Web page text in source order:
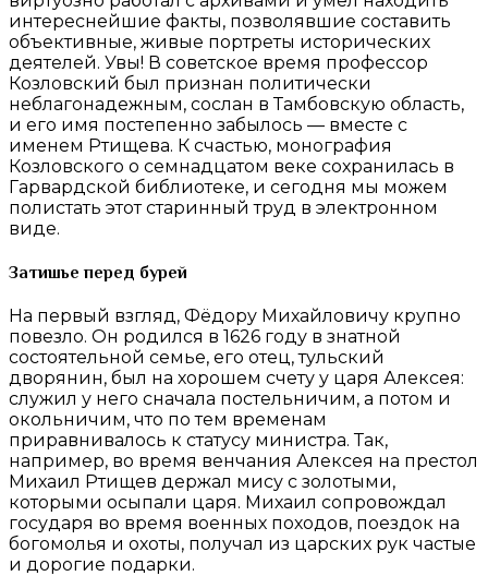
интереснейшие факты, позволявшие составить
объективные, живые портреты исторических
деятелей. Увы! В советское время профессор
Козловский был признан политически
неблагонадежным, сослан в Тамбовскую область,
и его имя постепенно забылось — вместе с
именем Ртищева. К счастью, монография
Козловского о семнадцатом веке сохранилась в
Гарвардской библиотеке, и сегодня мы можем
полистать этот старинный труд в электронном
виде.
Затишье перед бурей
На первый взгляд, Фёдору Михайловичу крупно
повезло. Он родился в 1626 году в знатной
состоятельной семье, его отец, тульский
дворянин, был на хорошем счету у царя Алексея:
служил у него сначала постельничим, а потом и
окольничим, что по тем временам
приравнивалось к статусу министра. Так,
например, во время венчания Алексея на престол
Михаил Ртищев держал мису с золотыми,
которыми осыпали царя. Михаил сопровождал
государя во время военных походов, поездок на
богомолья и охоты, получал из царских рук частые
и дорогие подарки.